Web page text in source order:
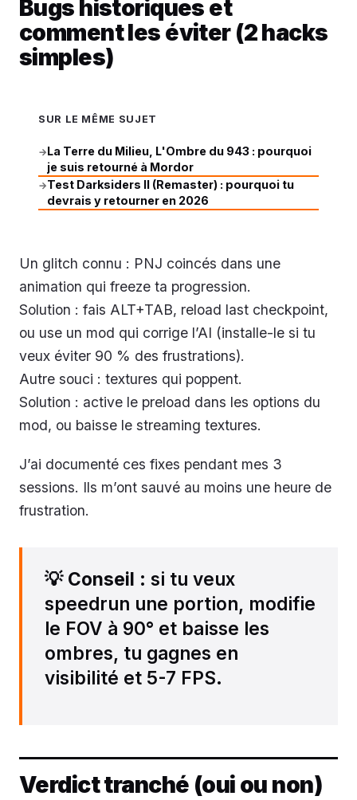
Bugs historiques et
comment les éviter (2 hacks
simples)
SUR LE MÊME SUJET
→ La Terre du Milieu, L'Ombre du 943 : pourquoi
je suis retourné à Mordor
→Test Darksiders II (Remaster) : pourquoi tu
devrais y retourner en 2026
Un glitch connu : PNJ coincés dans une
animation qui freeze ta progression.
Solution : fais ALT+TAB, reload last checkpoint,
ou use un mod qui corrige l’AI (installe-le si tu
veux éviter 90 % des frustrations).
Autre souci : textures qui poppent.
Solution : active le preload dans les options du
mod, ou baisse le streaming textures.
J’ai documenté ces fixes pendant mes 3
sessions. Ils m’ont sauvé au moins une heure de
frustration.
💡 Conseil : si tu veux
speedrun une portion, modifie
le FOV à 90° et baisse les
ombres, tu gagnes en
visibilité et 5-7 FPS.
Verdict tranché (oui ou non)